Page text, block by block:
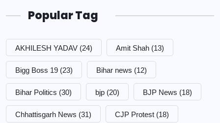
Popular Tag
AKHILESH YADAV (24) Amit Shah (13)
Bigg Boss 19 (23) Bihar news (12)
Bihar Politics (30) bjp (20) BJP News (18)
Chhattisgarh News (31) CJP Protest (18)